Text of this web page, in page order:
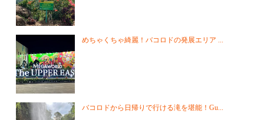
めちゃくちゃ綺麗！バコロドの発展エリア ...
バコロドから日帰りで行ける滝を堪能！Gu...